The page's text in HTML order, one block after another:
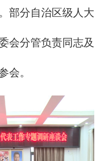
部分自治区级人大
会分管负责同志及
会。